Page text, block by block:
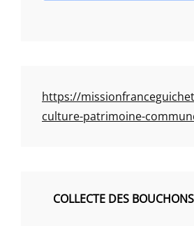
https://
culture-patrimoine-
COLLECTE DES